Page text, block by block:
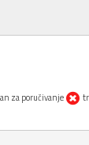
za poručivanje